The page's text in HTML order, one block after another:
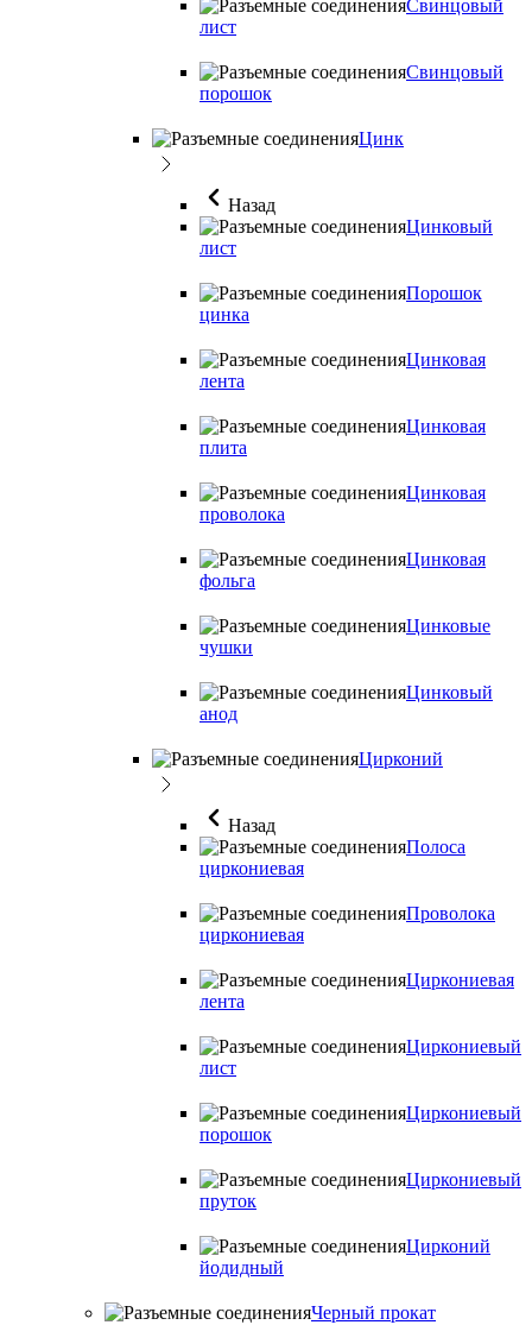
Свинцовый
лист
Свинцовый
порошок
Цинк
Назад
Цинковый
лист
Порошок
цинка
Цинковая
лента
Цинковая
плита
Цинковая
проволока
Цинковая
фольга
Цинковые
чушки
Цинковый
анод
Цирконий
Назад
Полоса
циркониевая
Проволока
циркониевая
Циркониевая
лента
Циркониевый
лист
Циркониевый
порошок
Циркониевый
пруток
Цирконий
йодидный
Черный прокат